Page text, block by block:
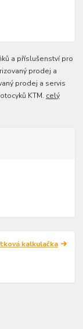
a příslušenství pro
prodej a
prodej a servis
KTM. celý
kalkulačka